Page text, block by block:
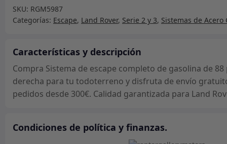
completo
de
de
pulgadas
-
Volante
la
SKU: RGM5987
Categorías: Escape, Land Rover, Serie 2 y 3, Sistemas de
Características y descripción
Compra Sistema de escape completo de gasolina de
derecha para tu todoterreno y disfruta de envío
pedidos desde 300€. Calidad garantizada para Land
Condiciones de política y finanzas.